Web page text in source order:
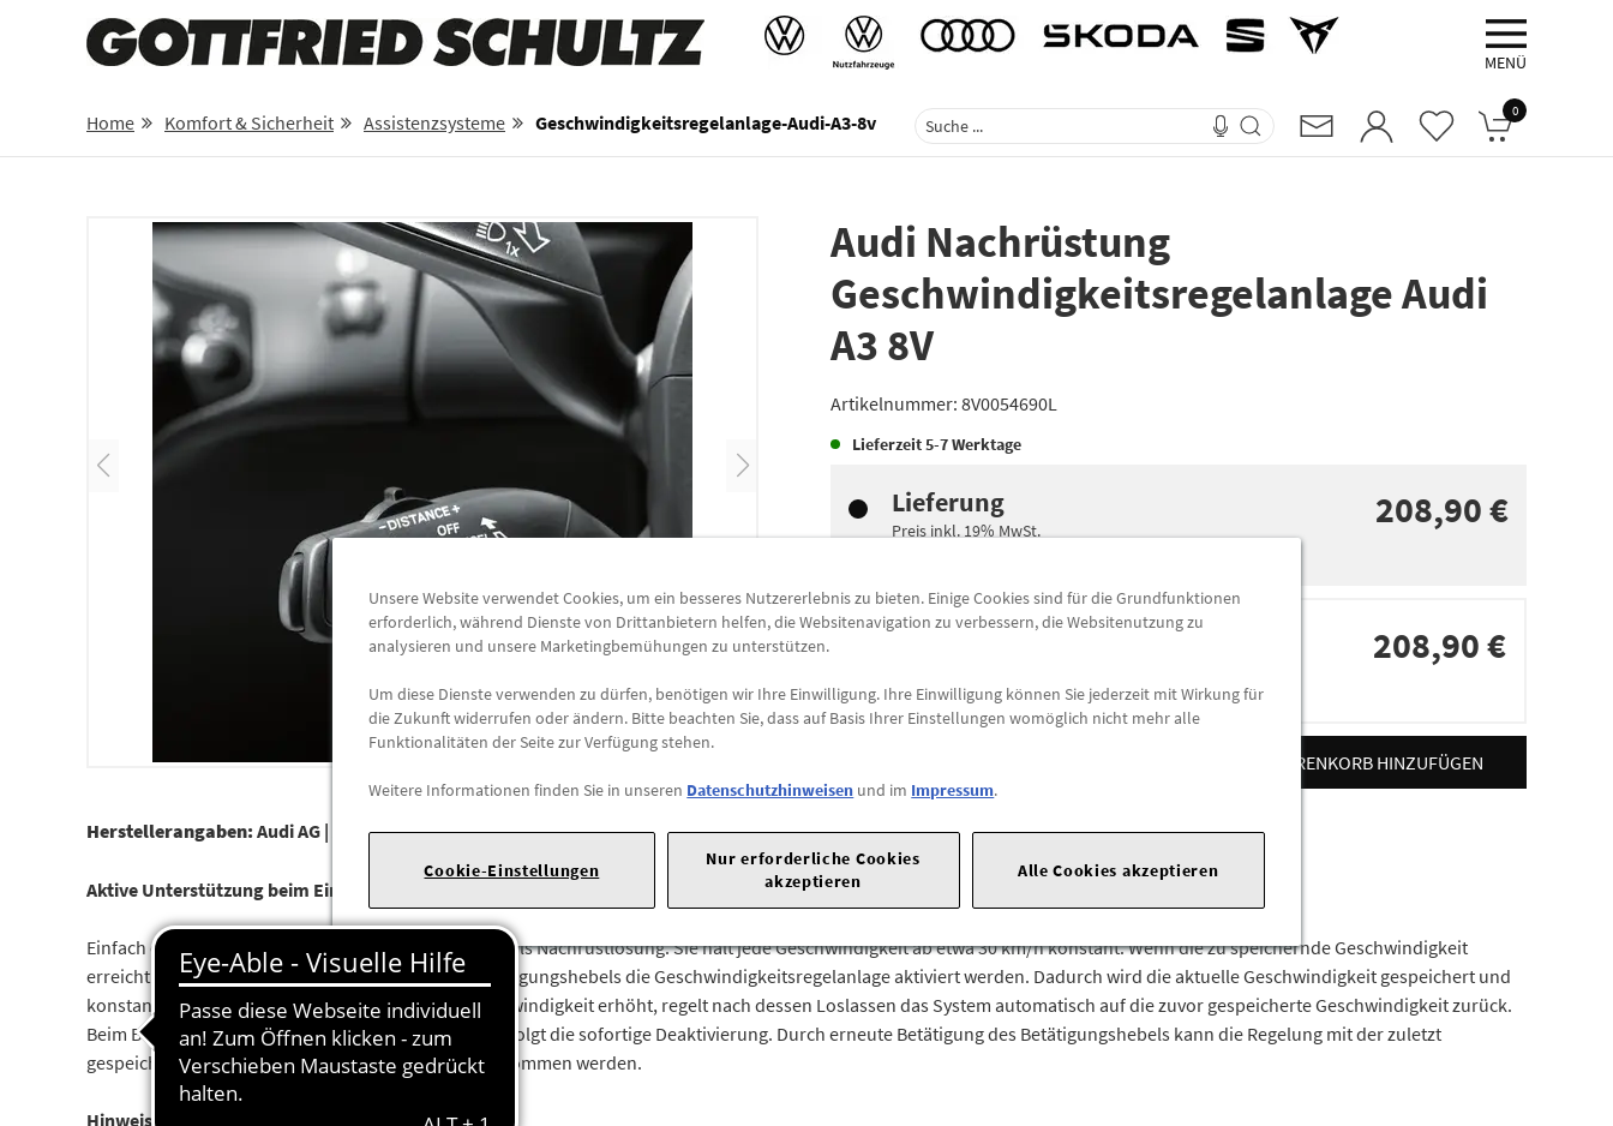
MENÜ
Home Komfort & Sicherheit Assistenzsysteme Geschwindigkeitsregelanlage-Audi-A3-8v 0
Audi Nachrüstung
Geschwindigkeitsregelanlage Audi
A3 8V
Artikelnummer: 8V0054690L
Lieferzeit5-7 Werktage
Lieferung
Preis inkl. 19% MwSt.
208,90 €
Abholung
Abholbar andiesen Standorten
208,90 €
Max. Bestellmenge:10
ZUM WARENKORB HINZUFÜGEN
Herstellerangaben: Audi AG | Auto-Union-Str. 1 |85057 Ingolstadt |Tel: 0841 890 |E-Mail:imprint@audi.de
Aktive Unterstützung beim Einhalten einer konstanten Geschwindigkeit.
Einfach einzubauende Geschwindigkeitsregelanlage als Nachrüstlösung. Sie hält jede Geschwindigkeit ab etwa 30 km/h konstant. Wenn die zu speichernde Geschwindigkeit
erreicht ist, kann durch einfaches Betätigen des Betätigungshebels die Geschwindigkeitsregelanlage aktiviert werden. Dadurch wird die aktuelle Geschwindigkeit gespeichert und
konstant gehalten. Wird mit dem Gaspedal die Geschwindigkeit erhöht, regelt nach dessen Loslassen das System automatisch auf die zuvor gespeicherte Geschwindigkeit zurück.
Beim Betätigen des Brems- oder Kupplungspedals erfolgt die sofortige Deaktivierung. Durch erneute Betätigung des Betätigungshebels kann die Regelung mit der zuletzt
gespeicherten Geschwindigkeit sofort wieder aufgenommen werden.
Hinweis:
Unsere Website verwendet Cookies, um ein besseres Nutzererlebnis zu bieten. Einige Cookies sind für die Grundfunktionen
erforderlich, während Dienste von Drittanbietern helfen, die Websitenavigation zu verbessern, die Websitenutzung zu
analysieren und unsere Marketingbemühungen zu unterstützen.
Um diese Dienste verwenden zu dürfen, benötigen wir Ihre Einwilligung. Ihre Einwilligung können Sie jederzeit mit Wirkung für
die Zukunft widerrufen oder ändern. Bitte beachten Sie, dass auf Basis Ihrer Einstellungen womöglich nicht mehr alle
Funktionalitäten der Seite zur Verfügung stehen.
Weitere Informationen finden Sie in unseren Datenschutzhinweisen und im Impressum.
Cookie-Einstellungen
Nur erforderliche Cookies
akzeptieren
Alle Cookies akzeptieren